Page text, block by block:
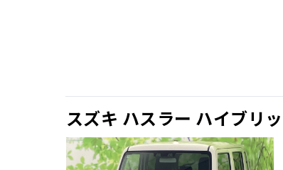
スズキ ハスラー ハイブリ